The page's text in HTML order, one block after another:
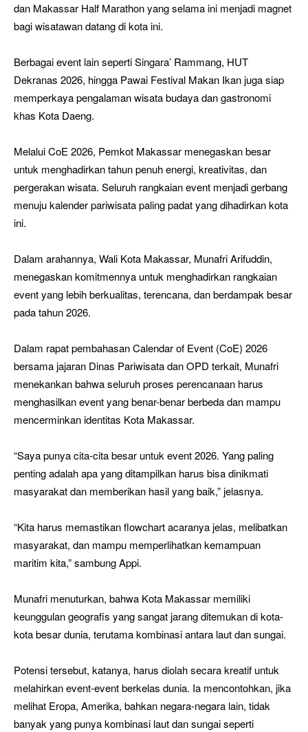
dan Makassar Half Marathon yang selama ini menjadi magnet
bagi wisatawan datang di kota ini.
Berbagai event lain seperti Singara’ Rammang, HUT
Dekranas 2026, hingga Pawai Festival Makan Ikan juga siap
memperkaya pengalaman wisata budaya dan gastronomi
khas Kota Daeng.
Melalui CoE 2026, Pemkot Makassar menegaskan besar
untuk menghadirkan tahun penuh energi, kreativitas, dan
pergerakan wisata. Seluruh rangkaian event menjadi gerbang
menuju kalender pariwisata paling padat yang dihadirkan kota
ini.
Dalam arahannya, Wali Kota Makassar, Munafri Arifuddin,
menegaskan komitmennya untuk menghadirkan rangkaian
event yang lebih berkualitas, terencana, dan berdampak besar
pada tahun 2026.
Dalam rapat pembahasan Calendar of Event (CoE) 2026
bersama jajaran Dinas Pariwisata dan OPD terkait, Munafri
menekankan bahwa seluruh proses perencanaan harus
menghasilkan event yang benar-benar berbeda dan mampu
mencerminkan identitas Kota Makassar.
“Saya punya cita-cita besar untuk event 2026. Yang paling
penting adalah apa yang ditampilkan harus bisa dinikmati
masyarakat dan memberikan hasil yang baik,” jelasnya.
“Kita harus memastikan flowchart acaranya jelas, melibatkan
masyarakat, dan mampu memperlihatkan kemampuan
maritim kita,” sambung Appi.
Munafri menuturkan, bahwa Kota Makassar memiliki
keunggulan geografis yang sangat jarang ditemukan di kota-
kota besar dunia, terutama kombinasi antara laut dan sungai.
Potensi tersebut, katanya, harus diolah secara kreatif untuk
melahirkan event-event berkelas dunia. Ia mencontohkan, jika
melihat Eropa, Amerika, bahkan negara-negara lain, tidak
banyak yang punya kombinasi laut dan sungai seperti